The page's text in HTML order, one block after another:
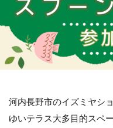
河内長野市のイズミヤシ
ゆいテラス大多目的スペ